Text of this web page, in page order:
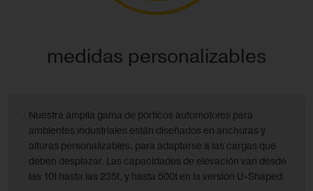
medidas personalizables
Nuestra amplia gama de pórticos automotores para
ambientes industriales están diseñados en anchuras y
alturas personalizables, para adaptarse a las cargas que
deben desplazar. Las capacidades de elevación van desde
las 10t hasta las 235t, y hasta 500t en la versión U-Shaped.